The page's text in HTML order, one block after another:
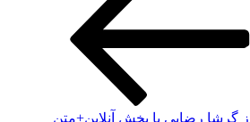
رضایی با پخش آنلاین+متن